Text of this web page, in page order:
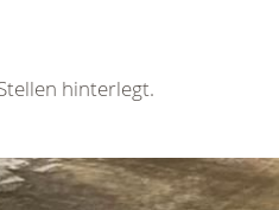
hinterlegt.